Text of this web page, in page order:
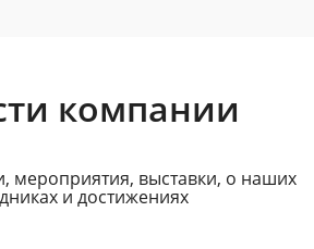
компании
мероприятия, выставки, о наших
и достижениях